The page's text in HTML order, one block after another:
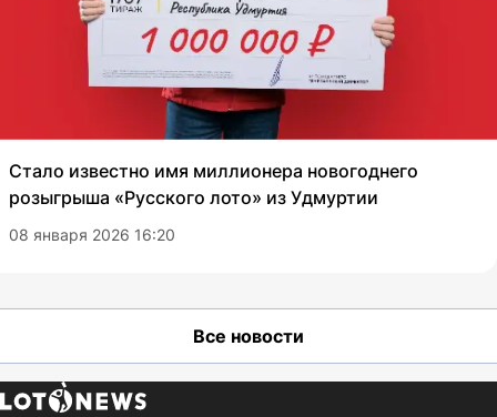
Стало известно имя миллионера новогоднего
розыгрыша «Русского лото» из Удмуртии
08 января 2026 16:20
Все новости